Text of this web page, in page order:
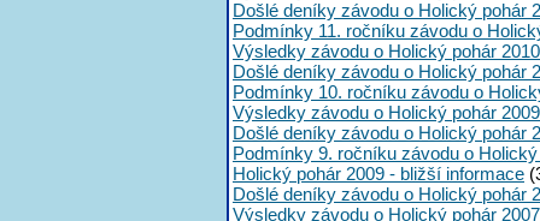
Došlé deníky závodu o Holický pohár
Podmínky 11. ročníku závodu o
Výsledky závodu o Holický pohár 2010
Došlé deníky závodu o Holický pohár
Podmínky 10. ročníku závodu o
Výsledky závodu o Holický pohár 2009
Došlé deníky závodu o Holický pohár
Podmínky 9. ročníku závodu o
Holický pohár 2009 - bližší informace
Došlé deníky závodu o Holický pohár
Výsledky závodu o Holický pohár 2007